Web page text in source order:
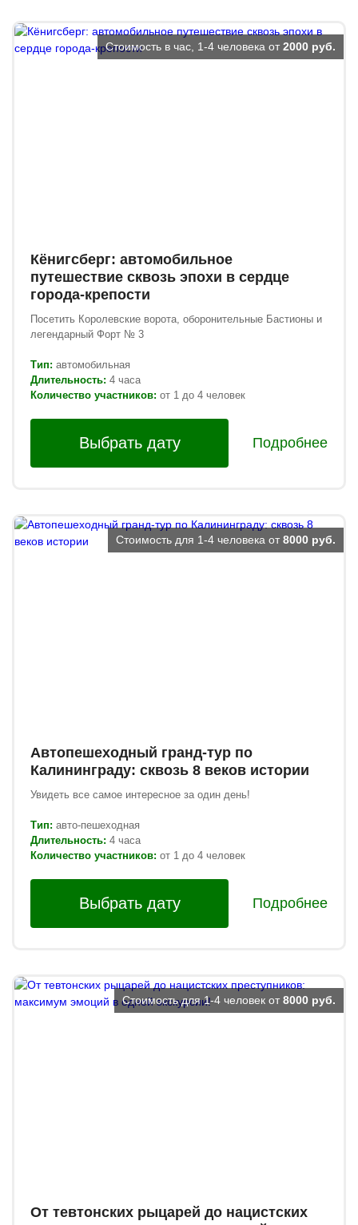
Кёнигсберг: автомобильное
путешествие сквозь эпохи в сердце
города-крепости
Посетить Королевские ворота, оборонительные Бастионы и
легендарный Форт № 3
Тип: автомобильная
Длительность: 4 часа
Количество участников: от 1 до 4 человек
Стоимость в час, 1-4 человека от 2000 руб.
Выбрать дату Подробнее
Автопешеходный гранд-тур по
Калининграду: сквозь 8 веков истории
Увидеть все самое интересное за один день!
Тип: авто-пешеходная
Длительность: 4 часа
Количество участников: от 1 до 4 человек
Стоимость для 1-4 человека от 8000 руб.
Выбрать дату Подробнее
От тевтонских рыцарей до нацистских
Стоимость для 1-4 человек от 8000 руб.